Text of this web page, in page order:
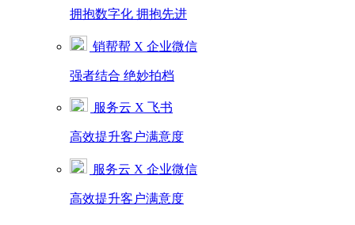
拥抱数字化 拥抱先进
销帮帮 X 企业微信
强者结合 绝妙拍档
服务云 X 飞书
高效提升客户满意度
服务云 X 企业微信
高效提升客户满意度